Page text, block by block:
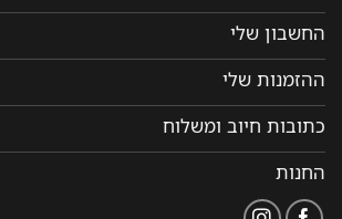
החשבון שלי
ההזמנות שלי
כתובות חיוב ומשלוח
החנות